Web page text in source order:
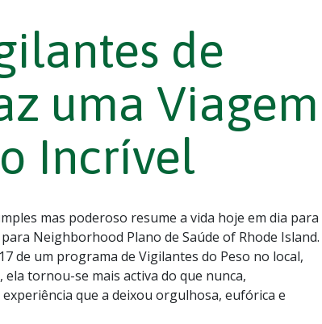
de
uma Viagem
Incrível
mas poderoso resume a vida hoje em dia para
Neighborhood Plano de Saúde of Rhode Island.
de um programa de Vigilantes do Peso no local,
tornou-se mais activa do que nunca,
que a deixou orgulhosa, eufórica e